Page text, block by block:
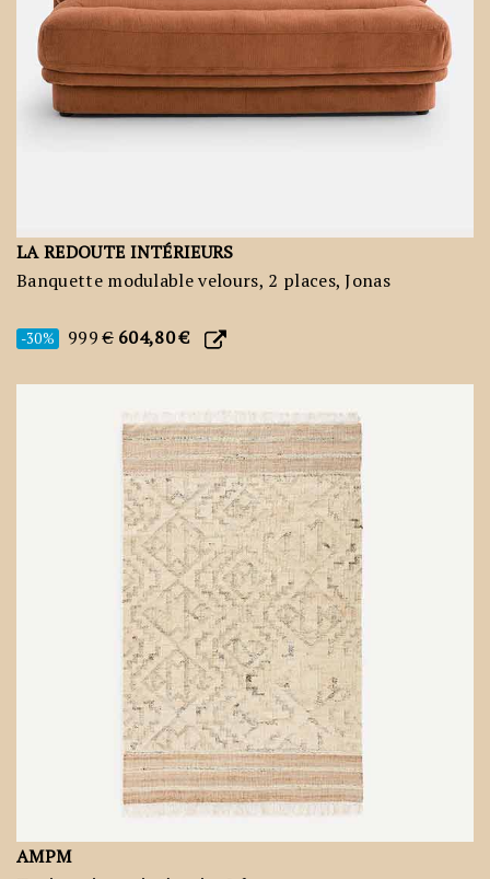
LA REDOUTE INTÉRIEURS
Banquette modulable velours, 2 places, Jonas
-30% 999€ 604,80 €
AMPM